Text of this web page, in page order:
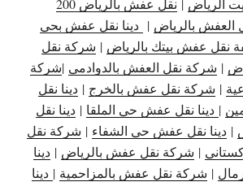
الرياض |
نقل عفش بالرياض 200
العفش بالرياض | دينا نقل عفش بحي
نقل عفش بيتك بالرياض | شركة نقل
| شركة نقل العفش بالدوادمي |شركة
| شركة نقل عفش بالخرج |دينا نقل
| دينا نقل عفش حي الملقا | دينا نقل
|دينا نقل عفش حي الشفاء | شركة نقل
| شركة نقل عفش بالرياض | دينا
| شركة نقل عفش بالمزاحمية | دينا